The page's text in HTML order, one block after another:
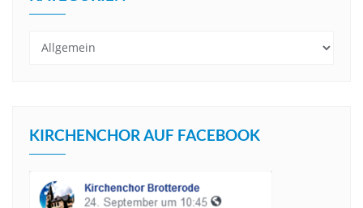
Kategorien
KIRCHENCHOR AUF FACEBOOK